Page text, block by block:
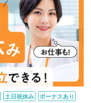
土日祝休み
ボーナスあり